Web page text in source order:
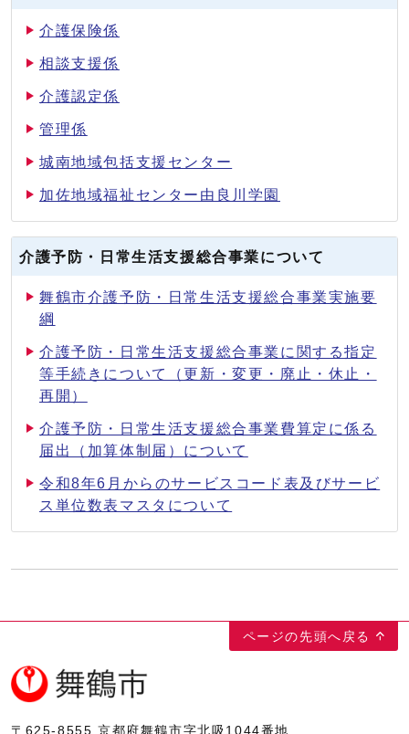
介護保険係
相談支援係
介護認定係
管理係
城南地域包括支援センター
加佐地域福祉センター由良川学園
介護予防・日常生活支援総合事業について
舞鶴市介護予防・日常生活支援総合事業実施要
綱
介護予防・日常生活支援総合事業に関する指定
等手続きについて（更新・変更・廃止・休止・
再開）
介護予防・日常生活支援総合事業費算定に係る
届出（加算体制届）について
令和8年6月からのサービスコード表及びサービ
ス単位数表マスタについて
ページの先頭へ戻る
〒625-8555 京都府舞鶴市字北吸1044番地